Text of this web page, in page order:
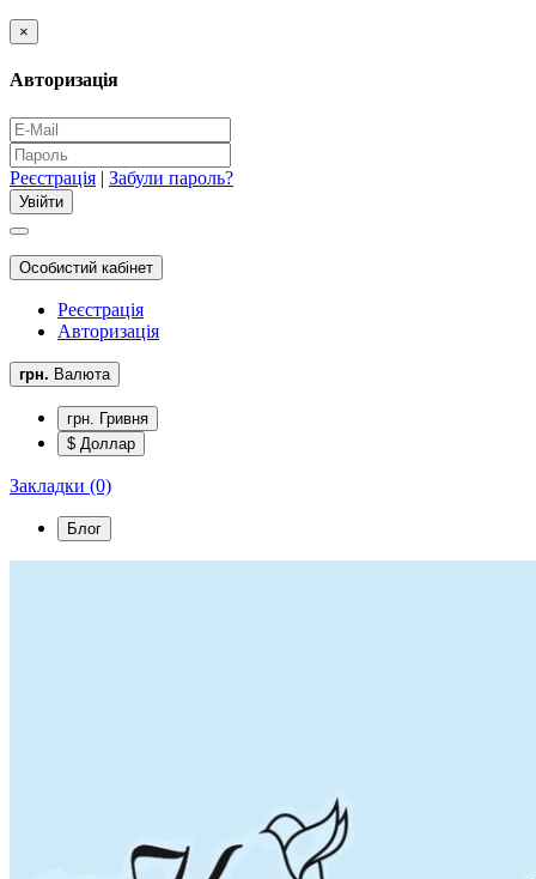
×
Авторизація
Реєстрація | Забули пароль?
Особистий кабінет
Реєстрація
Авторизація
грн. Валюта
грн. Гривня
$ Доллар
Закладки (0)
Блог